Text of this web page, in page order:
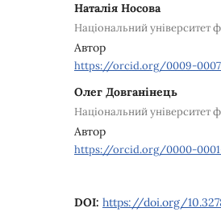
Наталія Носова
Національний університет
Автор
https://orcid.org/0009-
Олег Довганінець
Національний університет
Автор
https://orcid.org/0000-0001-
DOI: https://doi.org/